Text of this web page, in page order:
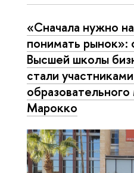
«Cначала нужно
понимать рынок»:
Высшей школы
стали
Марокко